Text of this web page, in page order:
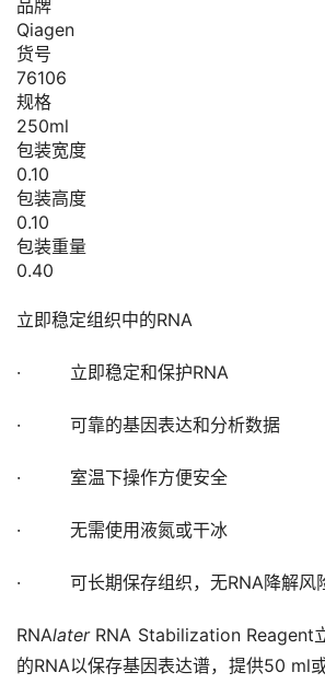
品牌
Qiagen
货号
76106
规格
250ml
包装宽度
0.10
包装高度
0.10
包装重量
0.40
立即稳定组织中的RNA
· 立即稳定和保护RNA
· 可靠的基因表达和分析数据
· 室温下操作方便安全
· 无需使用液氮或干冰
· 可长期保存组织，无RNA降解风
RNAlaterRNA Stabilization Reagent
的RNA以保存基因表达谱，提供50 ml